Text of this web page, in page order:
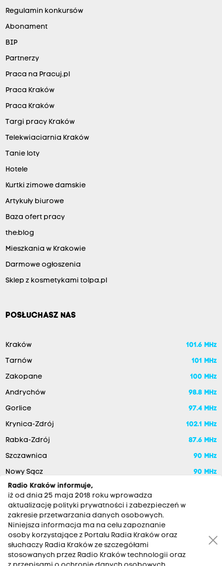
Regulamin konkursów
Abonament
BIP
Partnerzy
Praca na Pracuj.pl
Praca Kraków
Praca Kraków
Targi pracy Kraków
Telekwiaciarnia Kraków
Tanie loty
Hotele
Kurtki zimowe damskie
Artykuły biurowe
Baza ofert pracy
the:blog
Mieszkania w Krakowie
Darmowe ogłoszenia
Sklep z kosmetykami tolpa.pl
POSŁUCHASZ NAS
Kraków 101.6 MHz
Tarnów 101 MHz
Zakopane 100 MHz
Andrychów 98.8 MHz
Gorlice 97.4 MHz
Krynica-Zdrój 102.1 MHz
Rabka-Zdrój 87.6 MHz
Szczawnica 90 MHz
Nowy Sącz 90 MHz
RADIO KRAKÓW SA. Aleja Juliusza Słowackiego 22, 30-007
Radio Kraków informuje,
iż od dnia 25 maja 2018 roku wprowadza
aktualizację polityki prywatności i zabezpieczeń w
zakresie przetwarzania danych osobowych.
Niniejsza informacja ma na celu zapoznanie
osoby korzystające z Portalu Radia Kraków oraz
słuchaczy Radia Kraków ze szczegółami
stosowanych przez Radio Kraków technologii oraz